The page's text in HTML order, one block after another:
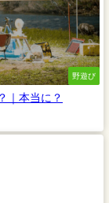
野遊び
｜本当に？